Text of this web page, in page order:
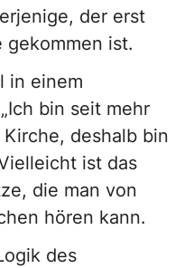
der erst
gekommen ist.
in einem
bin seit mehr
deshalb bin
ist das
die man von
hören kann.
des